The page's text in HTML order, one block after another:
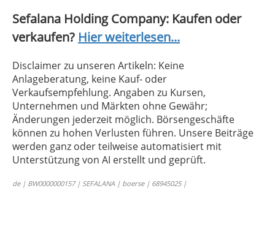
Sefalana Holding Company: Kaufen oder
verkaufen? Hier weiterlesen...
Disclaimer zu unseren Artikeln: Keine
Anlageberatung, keine Kauf- oder
Verkaufsempfehlung. Angaben zu Kursen,
Unternehmen und Märkten ohne Gewähr;
Änderungen jederzeit möglich. Börsengeschäfte
können zu hohen Verlusten führen. Unsere Beiträge
werden ganz oder teilweise automatisiert mit
Unterstützung von AI erstellt und geprüft.
de | BW0000000157 | SEFALANA | boerse | 68945025 |